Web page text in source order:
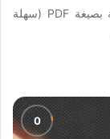
تحميل خطة أسرية تربوية بصيغة PDF (سهلة